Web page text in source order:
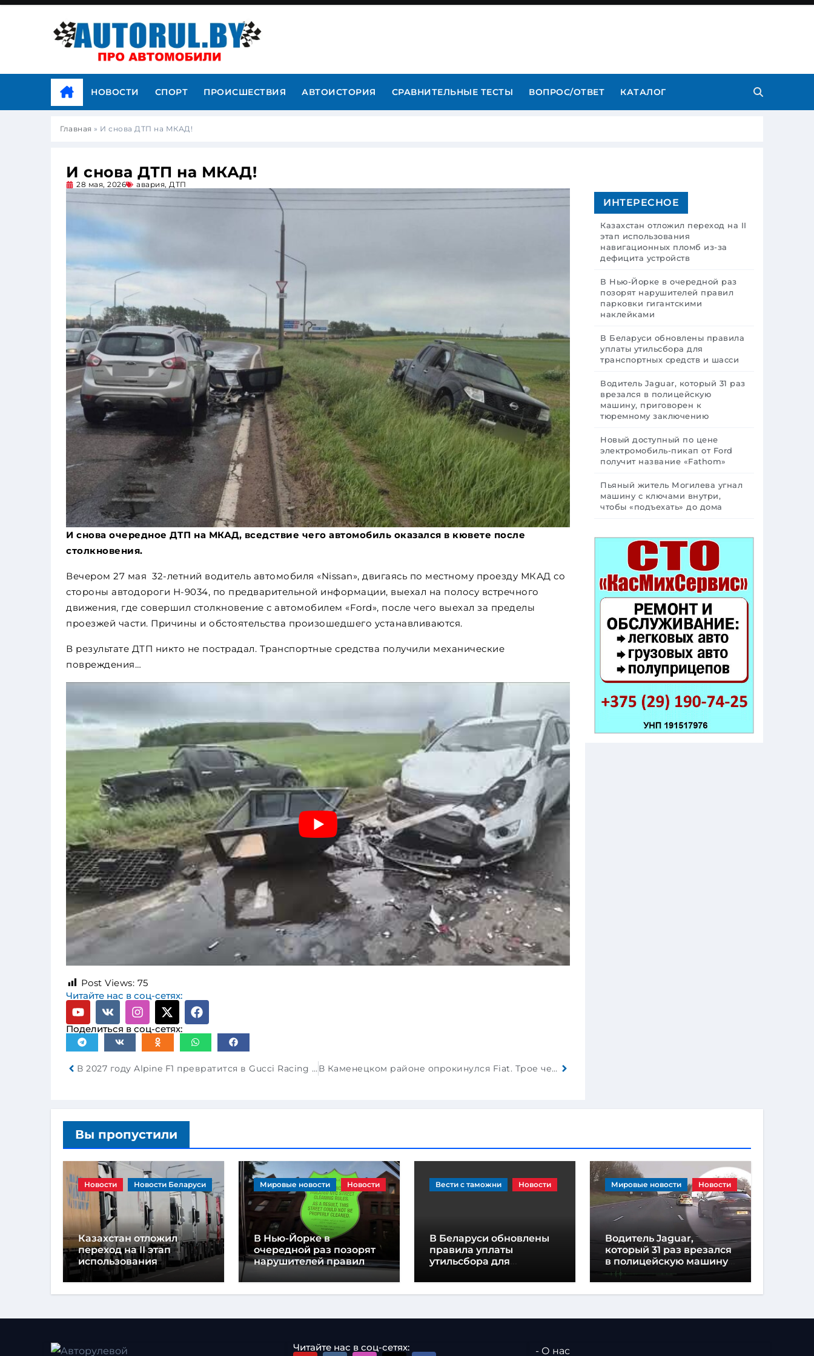
НОВОСТИ СПОРТ ПРОИСШЕСТВИЯ АВТОИСТОРИЯ СРАВНИТЕЛЬНЫЕ ТЕСТЫ ВОПРОС/ОТВЕТ КАТАЛОГ
Главная » И снова ДТП на МКАД!
И снова ДТП на МКАД!
28 мая, 2026 авария, ДТП
И снова очередное ДТП на МКАД, вседствие чего автомобиль оказался в кювете после
столкновения.
Вечером 27 мая 32-летний водитель автомобиля «Nissan», двигаясь по местному проезду МКАД со
стороны автодороги Н-9034, по предварительной информации, выехал на полосу встречного
движения, где совершил столкновение с автомобилем «Ford», после чего выехал за пределы
проезжей части. Причины и обстоятельства произошедшего устанавливаются.
В результате ДТП никто не пострадал. Транспортные средства получили механические
повреждения…
Post Views: 75
Читайте нас в соц-сетях:
Поделиться в соц-сетях:
В 2027 году Alpine F1 превратится в Gucci Racing Alpine Formula One Team В Каменецком районе опрокинулся Fiat. Трое человек госпитализированы
ИНТЕРЕСНОЕ
Казахстан отложил переход на II
этап использования
навигационных пломб из-за
дефицита устройств
В Нью-Йорке в очередной раз
позорят нарушителей правил
парковки гигантскими
наклейками
В Беларуси обновлены правила
уплаты утильсбора для
транспортных средств и шасси
Водитель Jaguar, который 31 раз
врезался в полицейскую
машину, приговорен к
тюремному заключению
Новый доступный по цене
электромобиль-пикап от Ford
получит название «Fathom»
Пьяный житель Могилева угнал
машину с ключами внутри,
чтобы «подъехать» до дома
Вы пропустили
Новости Новости Беларуси
Казахстан отложил
переход на II этап
использования
навигационных пломб
из-за дефицита
устройств
Мировые новости Новости
В Нью-Йорке в
очередной раз позорят
нарушителей правил
наклейками
Вести с таможни Новости
В Беларуси обновлены
правила уплаты
утильсбора для
шасси
Мировые новости Новости
Водитель Jaguar,
который 31 раз врезался
в полицейскую машину,
приговорен к
тюремному заключению
Читайте нас в соц-сетях: - О нас